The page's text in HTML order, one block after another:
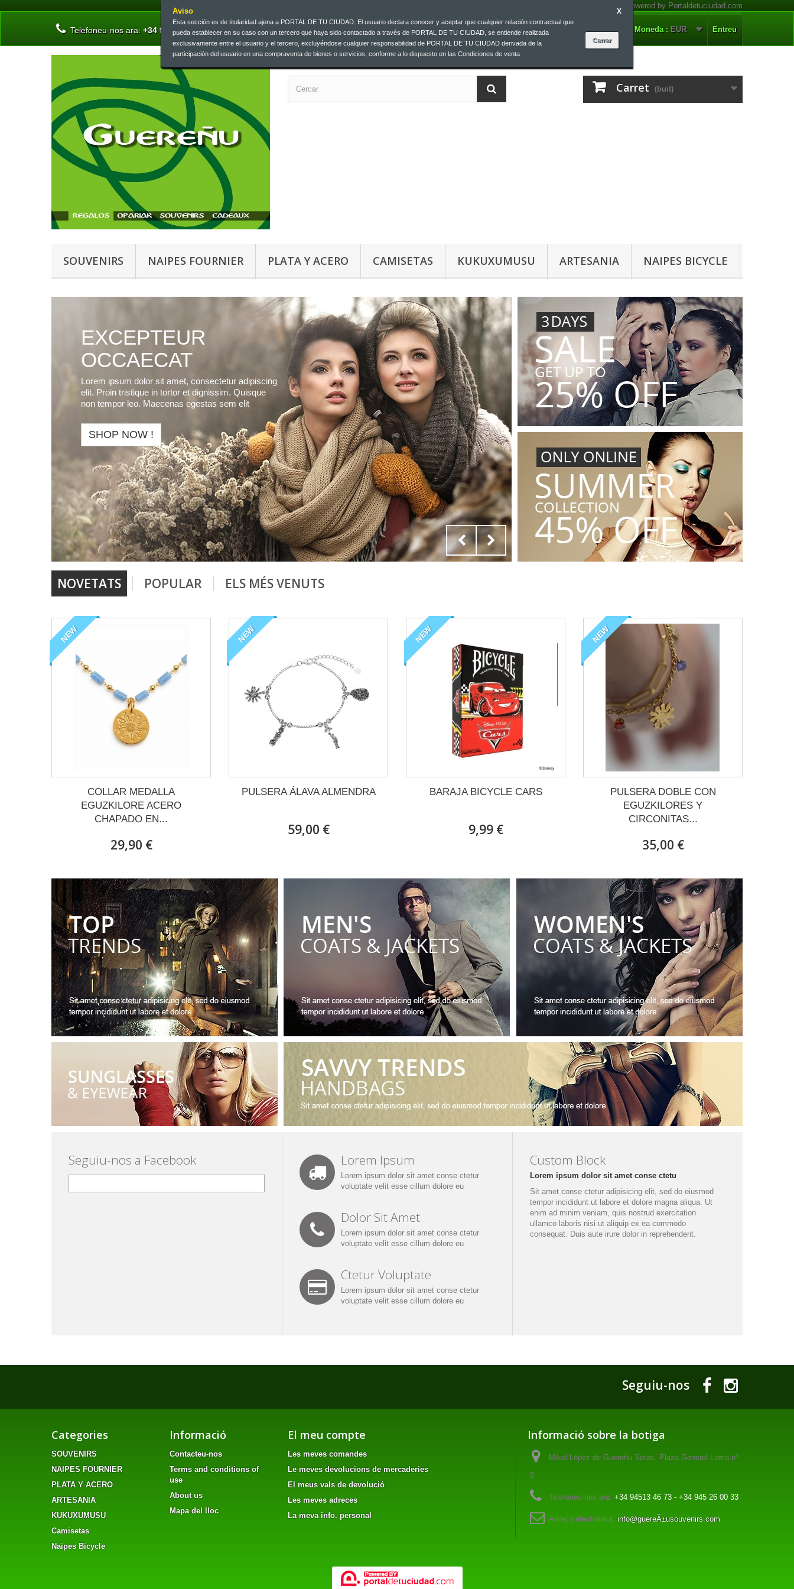
Aviso
Esta sección es de titularidad ajena a PORTAL DE TU CIUDAD. El usuario declara conocer y aceptar que cualquier relación contractual que
pueda establecer en su caso con un tercero que haya sido contactado a través de PORTAL DE TU CIUDAD, se entiende realizada
exclusivamente entre el usuario y el tercero, excluyéndose cualquier responsabilidad de PORTAL DE TU CIUDAD derivada de la
participación del usuario en una compraventa de bienes o servicios, conforme a lo dispuesto en las Condiciones de venta
X
Entreu
Moneda : EUR
Contacteu-nos
Telefoneu-nos ara: +34 945 13 46 73 | +34 945 26 00 33
Carret (buit)
SOUVENIRS NAIPES FOURNIER PLATA Y ACERO CAMISETAS KUKUXUMUSU ARTESANIA NAIPES BICYCLE
EXCEPTEUR
OCCAECAT
Lorem ipsum dolor sit amet, consectetur adipiscing
elit. Proin tristique in tortor et dignissim. Quisque
non tempor leo. Maecenas egestas sem elit
SHOP NOW !
NOVETATS POPULAR ELS MÉS VENUTS
NEW
COLLAR MEDALLA
EGUZKILORE ACERO
CHAPADO EN...
29,90 €
NEW
PULSERA ÁLAVA ALMENDRA
59,00 €
NEW
BARAJA BICYCLE CARS
9,99 €
NEW
PULSERA DOBLE CON
EGUZKILORES Y
CIRCONITAS...
35,00 €
Seguiu-nos a Facebook Lorem Ipsum
Lorem ipsum dolor sit amet conse ctetur
voluptate velit esse cillum dolore eu
Dolor Sit Amet
Lorem ipsum dolor sit amet conse ctetur
voluptate velit esse cillum dolore eu
Ctetur Voluptate
Lorem ipsum dolor sit amet conse ctetur
voluptate velit esse cillum dolore eu
Custom Block
Lorem ipsum dolor sit amet conse ctetu
Sit amet conse ctetur adipisicing elit, sed do eiusmod
tempor incididunt ut labore et dolore magna aliqua. Ut
enim ad minim veniam, quis nostrud exercitation
ullamco laboris nisi ut aliquip ex ea commodo
consequat. Duis aute irure dolor in reprehenderit.
Seguiu-nos
Categories
SOUVENIRS
NAIPES FOURNIER
PLATA Y ACERO
ARTESANIA
KUKUXUMUSU
Camisetas
Naipes Bicycle
Informació
Contacteu-nos
Terms and conditions of
use
About us
Mapa del lloc
El meu compte
Les meves comandes
Le meves devolucions de mercaderies
El meus vals de devolució
Les meves adreces
La meva info. personal
Informació sobre la botiga
Mikel López de Guereñu Setas, Plaza General Loma nº
5
Telefoneu-nos ara: +34 94513 46 73 - +34 945 26 00 33
Adreça electrònica: info@guereÃ±usouvenirs.com